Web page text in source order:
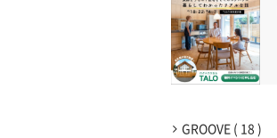
GROOVE 18